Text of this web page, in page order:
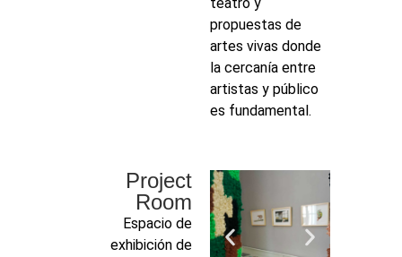
propuestas de
artes vivas donde
la cercanía entre
artistas y público
es fundamental.
Project
Room
Espacio de
exhibición de